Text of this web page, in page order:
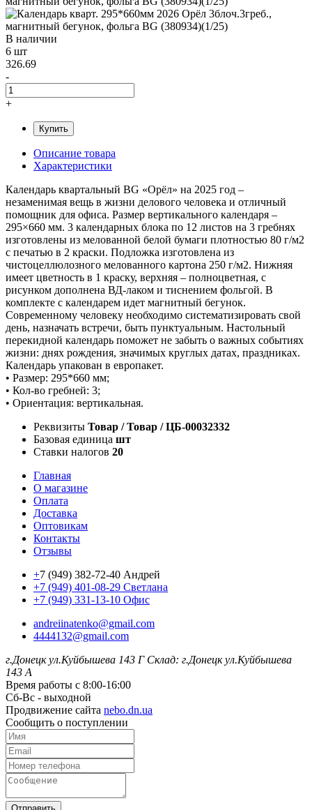
В наличии
6 шт
326.69
-
+
Купить
Описание товара
Характеристики
Календарь квартальный BG «Орёл» на 2025 год –
незаменимая вещь в жизни делового человека и отличный
помощник для офиса. Размер вертикального календаря –
295×660 мм. 3 календарных блока по 12 листов на 3 гребнях
изготовлены из мелованной белой бумаги плотностью 80 г/м2
с печатью в 2 краски. Подложка изготовлена из
чистоцеллюлозного мелованного картона 250 г/м2. Нижняя
имеет цветность в 1 краску, верхняя – полноцветная, с
рисунком дополнена ВД-лаком и тиснением фольгой. В
комплекте с календарем идет магнитный бегунок.
Современному человеку необходимо систематизировать свой
день, назначать встречи, быть пунктуальным. Настольный
перекидной календарь поможет не забыть о важных событиях
жизни: днях рождения, значимых круглых датах, праздниках.
Календарь упакован в европакет.
• Размер: 295*660 мм;
• Кол-во гребней: 3;
• Ориентация: вертикальная.
Реквизиты Товар / Товар / ЦБ-00032332
Базовая единица шт
Ставки налогов 20
Главная
О магазине
Оплата
Доставка
Оптовикам
Контакты
Отзывы
+7 (949) 382-72-40 Андрей
+7 (949) 401-08-29 Светлана
+7 (949) 331-13-10 Офис
andreiinatenko@gmail.com
4444132@gmail.com
г.Донецк ул.Куйбышева 143 Г Склад: г.Донецк ул.Куйбышева
143 А
Время работы с 8:00-16:00
Сб-Вс - выходной
Продвижение сайта nebo.dn.ua
Сообщить о поступлении